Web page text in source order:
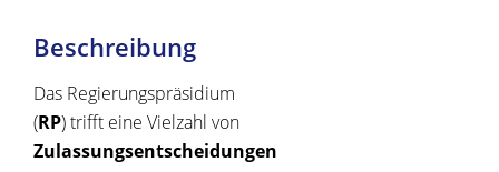
Beschreibung
Das Regierungspräsidium
(RP) trifft eine Vielzahl von
Zulassungsentscheidungen